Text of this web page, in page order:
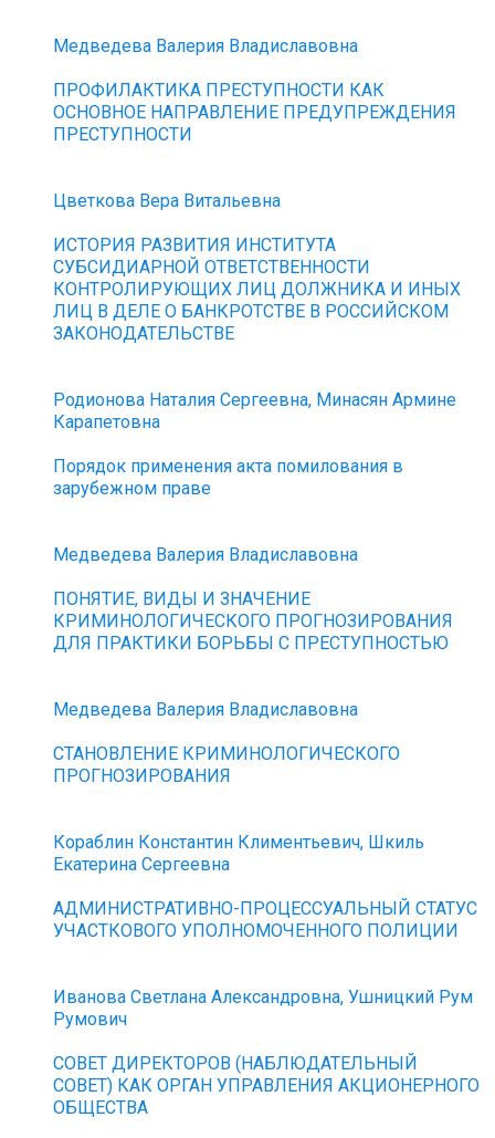
Медведева Валерия Владиславовна
ПРОФИЛАКТИКА ПРЕСТУПНОСТИ КАК
ОСНОВНОЕ НАПРАВЛЕНИЕ ПРЕДУПРЕЖДЕНИЯ
ПРЕСТУПНОСТИ
Цветкова Вера Витальевна
ИСТОРИЯ РАЗВИТИЯ ИНСТИТУТА
СУБСИДИАРНОЙ ОТВЕТСТВЕННОСТИ
КОНТРОЛИРУЮЩИХ ЛИЦ ДОЛЖНИКА И ИНЫХ
ЛИЦ В ДЕЛЕ О БАНКРОТСТВЕ В РОССИЙСКОМ
ЗАКОНОДАТЕЛЬСТВЕ
Родионова Наталия Сергеевна, Минасян Армине
Карапетовна
Порядок применения акта помилования в
зарубежном праве
Медведева Валерия Владиславовна
ПОНЯТИЕ, ВИДЫ И ЗНАЧЕНИЕ
КРИМИНОЛОГИЧЕСКОГО ПРОГНОЗИРОВАНИЯ
ДЛЯ ПРАКТИКИ БОРЬБЫ С ПРЕСТУПНОСТЬЮ
Медведева Валерия Владиславовна
СТАНОВЛЕНИЕ КРИМИНОЛОГИЧЕСКОГО
ПРОГНОЗИРОВАНИЯ
Кораблин Константин Климентьевич, Шкиль
Екатерина Сергеевна
АДМИНИСТРАТИВНО-ПРОЦЕССУАЛЬНЫЙ СТАТУС
УЧАСТКОВОГО УПОЛНОМОЧЕННОГО ПОЛИЦИИ
Иванова Светлана Александровна, Ушницкий Рум
Румович
СОВЕТ ДИРЕКТОРОВ (НАБЛЮДАТЕЛЬНЫЙ
СОВЕТ) КАК ОРГАН УПРАВЛЕНИЯ АКЦИОНЕРНОГО
ОБЩЕСТВА